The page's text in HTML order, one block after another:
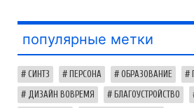
популярные метки
СИНТЗ ПЕРСОНА ОБРАЗОВАНИЕ
ДИЗАЙН ВОВРЕМЯ БЛАГОУСТРОЙСТВО